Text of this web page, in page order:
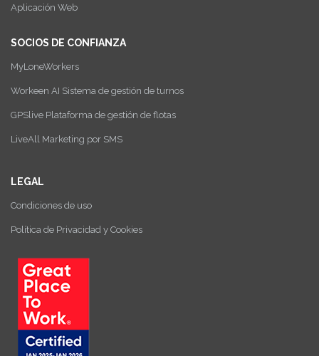
Aplicación Web
SOCIOS DE CONFIANZA
MyLoneWorkers
Workeen AI Sistema de gestión de turnos
GPSlive Plataforma de gestión de flotas
LiveAll Marketing por SMS
LEGAL
Condiciones de uso
Política de Privacidad y Cookies